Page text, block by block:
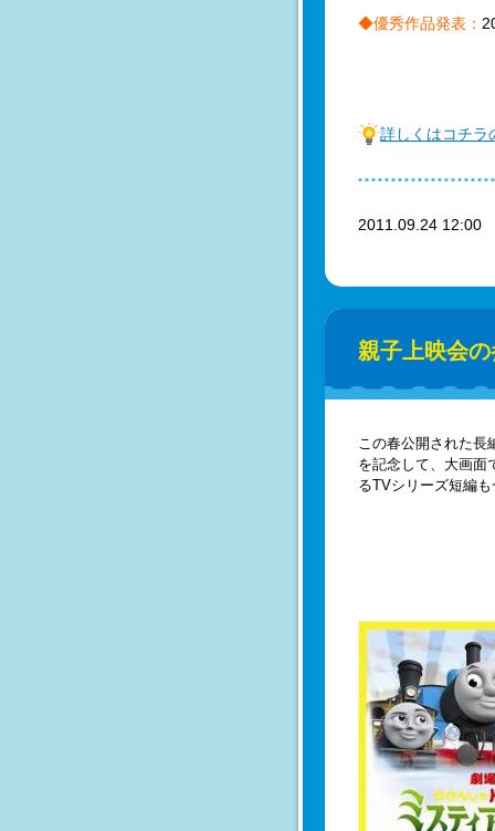
◆優秀作品発表：
詳しくはコチラ
2011.09.24
親子上映会
この春公開された長
を記念して、大画面
るTVシリーズ短編